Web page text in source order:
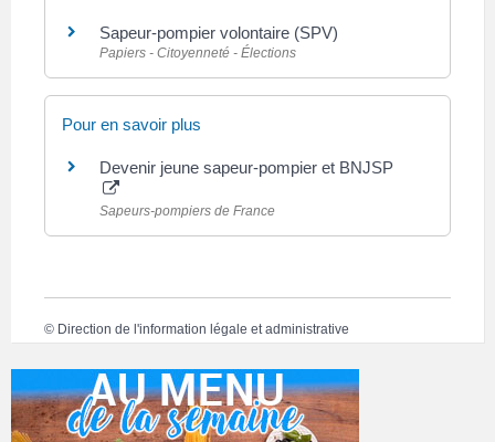
Sapeur-pompier volontaire (SPV)
Papiers - Citoyenneté - Élections
Pour en savoir plus
Devenir jeune sapeur-pompier et BNJSP
Sapeurs-pompiers de France
© Direction de l'information légale et administrative